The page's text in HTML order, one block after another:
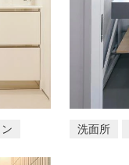
洗面所